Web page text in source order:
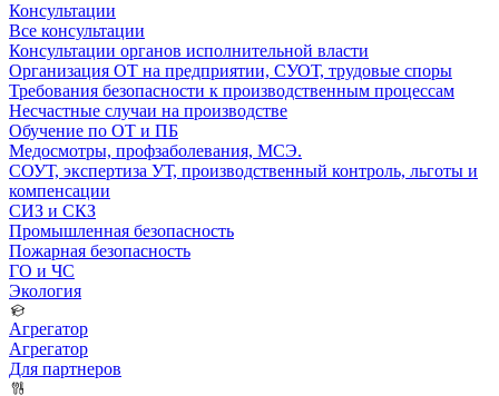
Консультации
Все консультации
Консультации органов исполнительной власти
Организация ОТ на предприятии, СУОТ, трудовые споры
Требования безопасности к производственным процессам
Несчастные случаи на производстве
Обучение по ОТ и ПБ
Медосмотры, профзаболевания, МСЭ.
СОУТ, экспертиза УТ, производственный контроль, льготы и
компенсации
СИЗ и СКЗ
Промышленная безопасность
Пожарная безопасность
ГО и ЧС
Экология
Агрегатор
Агрегатор
Для партнеров